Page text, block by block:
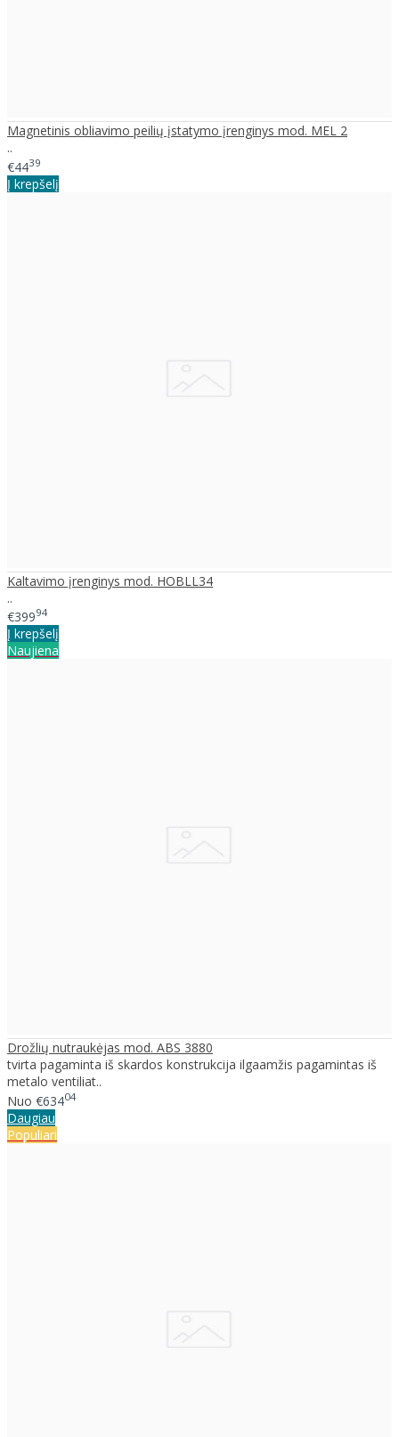
Magnetinis obliavimo peilių įstatymo įrenginys mod. MEL 2
..
€4439
Į krepšelį
Kaltavimo įrenginys mod. HOBLL34
..
€39994
Į krepšelį
Naujiena
Drožlių nutraukėjas mod. ABS 3880
tvirta pagaminta iš skardos konstrukcija ilgaamžis pagamintas iš
metalo ventiliat..
Nuo €63404
Daugiau
Populiari